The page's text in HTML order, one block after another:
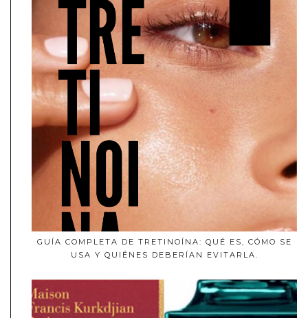
GUÍA COMPLETA DE TRETINOÍNA: QUÉ ES, CÓMO SE
USA Y QUIÉNES DEBERÍAN EVITARLA.